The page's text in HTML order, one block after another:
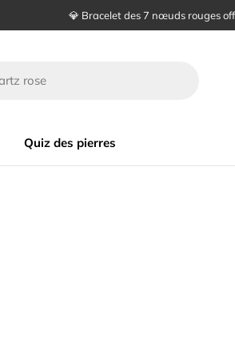
🙏 Satisfait ou remboursé sous
Quiz des pierres